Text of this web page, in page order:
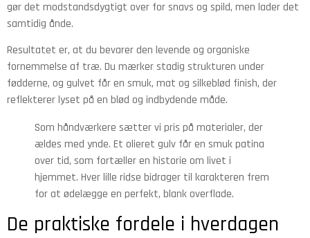
gør det modstandsdygtigt over for snavs og spild, men lader det
samtidig ånde.
Resultatet er, at du bevarer den levende og organiske
fornemmelse af træ. Du mærker stadig strukturen under
fødderne, og gulvet får en smuk, mat og silkeblød finish, der
reflekterer lyset på en blød og indbydende måde.
Som håndværkere sætter vi pris på materialer, der
ældes med ynde. Et olieret gulv får en smuk patina
over tid, som fortæller en historie om livet i
hjemmet. Hver lille ridse bidrager til karakteren frem
for at ødelægge en perfekt, blank overflade.
De praktiske fordele i hverdagen